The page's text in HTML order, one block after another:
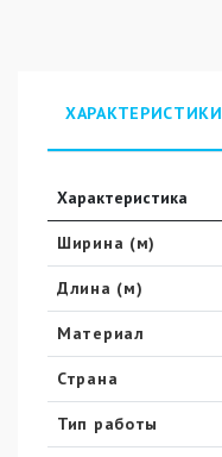
ХАРАКТЕРИСТИКИ
Характеристика
Ширина (м)
Длина (м)
Материал
Страна
Тип работы